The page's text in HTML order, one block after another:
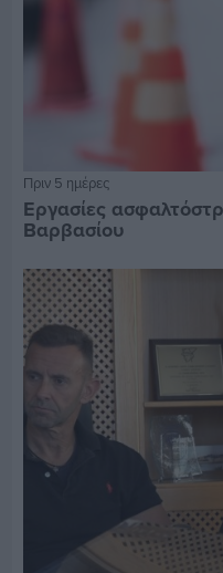
Πριν 5 ημέρες
Εργασίες
Βαρβασίου